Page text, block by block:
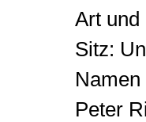
Art und
Sitz:
Peter